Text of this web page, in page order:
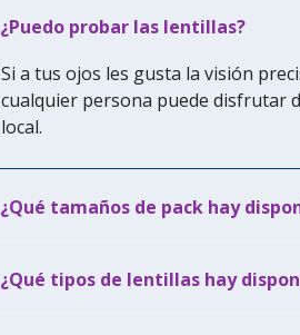
¿Puedo probar las lentillas?
Si a tus ojos les gusta la visión
cualquier persona puede disfrutar
local.
¿Qué tamaños de pack hay
¿Qué tipos de lentillas hay